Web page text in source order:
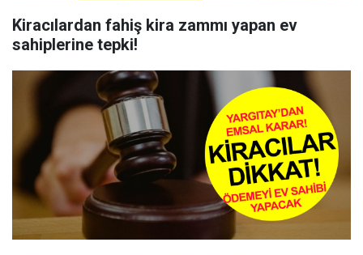
Kiracılardan fahiş kira zammı yapan ev
sahiplerine tepki!